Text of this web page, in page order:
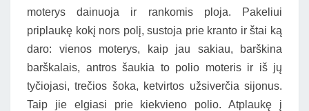
moterys dainuoja ir rankomis ploja. Pakeliui
priplaukę kokį nors polį, sustoja prie kranto ir štai ką
daro: vienos moterys, kaip jau sakiau, barškina
barškalais, antros šaukia to polio moteris ir iš jų
tyčiojasi, trečios šoka, ketvirtos užsiverčia sijonus.
Taip jie elgiasi prie kiekvieno polio. Atplaukę į